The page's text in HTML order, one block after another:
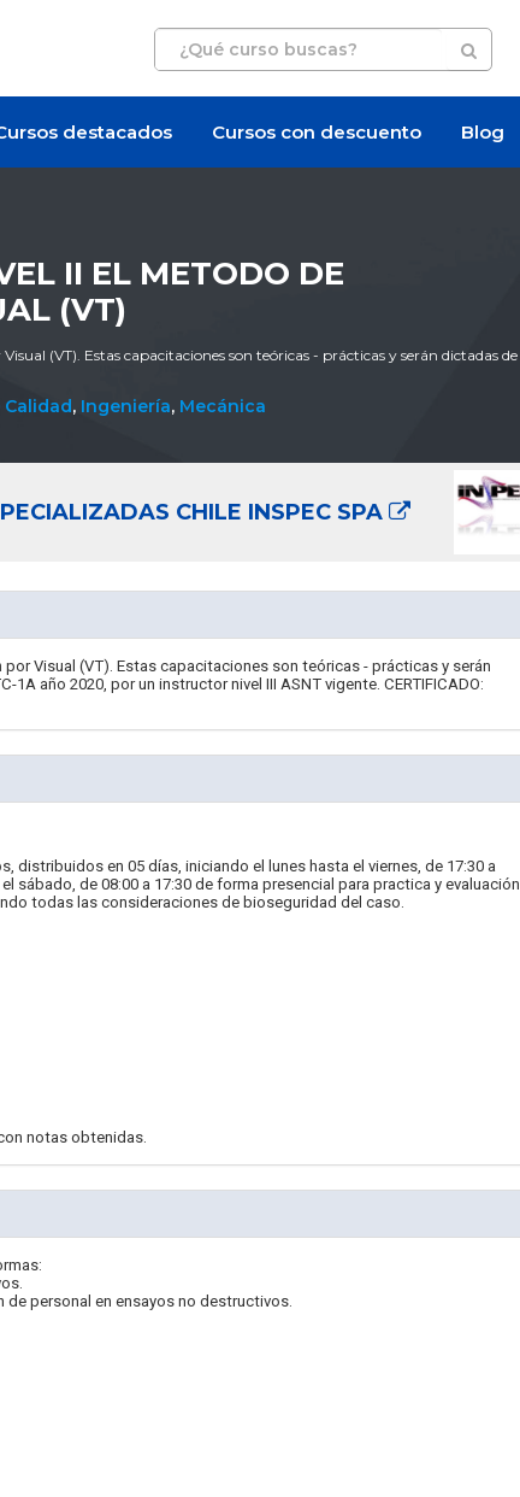
destacados Cursos con descuento Blog
II EL METODO DE
(VT)
(VT). Estas capacitaciones son teóricas - prácticas y serán dictadas de
, Ingeniería, Mecánica
CHILE INSPEC SPA
Visual (VT). Estas capacitaciones son teóricas - prácticas y serán
año 2020, por un instructor nivel III ASNT vigente. CERTIFICADO:
distribuidos en 05 días, iniciando el lunes hasta el viernes, de 17:30 a
sábado, de 08:00 a 17:30 de forma presencial para practica y evaluación
todas las consideraciones de bioseguridad del caso.
notas obtenidas.
de personal en ensayos no destructivos.